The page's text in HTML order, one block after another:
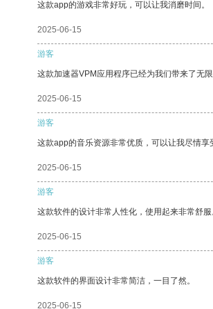
这款app的游戏非常好玩，可以让我消磨时间。
2025-06-15
游客
这款加速器VPM应用程序已经为我们带来了无
2025-06-15
游客
这款app的音乐资源非常优质，可以让我尽情享
2025-06-15
游客
这款软件的设计非常人性化，使用起来非常舒服
2025-06-15
游客
这款软件的界面设计非常简洁，一目了然。
2025-06-15